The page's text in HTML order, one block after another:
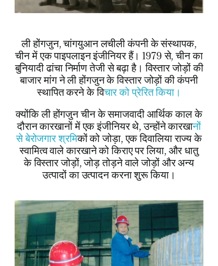
ली होंगजुन, चांगयुआन लचीली कंपनी के संस्थापक,
चीन में एक पाइपलाइन इंजीनियर हैं। 1979 से, चीन का
बुनियादी ढांचा निर्माण तेजी से बढ़ा है। विस्तार जोड़ों की
बाजार मांग ने ली होंगजुन के विस्तार जोड़ों की कंपनी
स्थापित करने के विचार को प्रेरित किया।
क्योंकि ली होंगजुन चीन के समाजवादी आर्थिक काल के
दौरान कारखानों में एक इंजीनियर थे, उन्होंने कारखानों
से बेरोजगार श्रमिकों को जोड़ा, एक दिवालिया राज्य के
स्वामित्व वाले कारखाने को किराए पर लिया, और धातु
के विस्तार जोड़ों, जोड़ तोड़ने वाले जोड़ों और अन्य
उत्पादों का उत्पादन करना शुरू किया।